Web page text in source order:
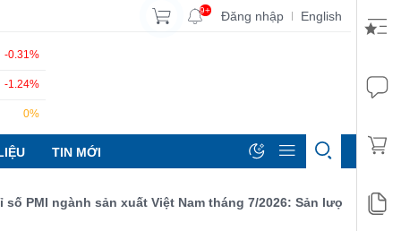
9+ Đăng nhập | English
-0.31%
-1.24%
0%
TIN MỚI
ngành sản xuất Việt Nam tháng 7/2026: Sản lượng, số